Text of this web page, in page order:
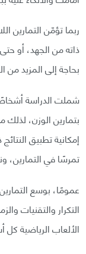
ربما تؤمّن التمارين
ذاته من الجهد، أو
بحاجة إلى المزيد من
شملت الدراسة
بتمارين الوزن،
إمكانية تطبيق النتائج
تمرسًا في التمارين،
عمومًا، بوسع
التكرار والتقنيات
الألعاب الرياضية كل